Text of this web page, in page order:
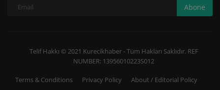
Abone
Telif Hakkı © 2021 Kurecikhaber - Tüm Hakları Saklıdır. REF
NUMBER: 13956010223S012
Terms & Conditions Privacy Policy About / Editorial Policy